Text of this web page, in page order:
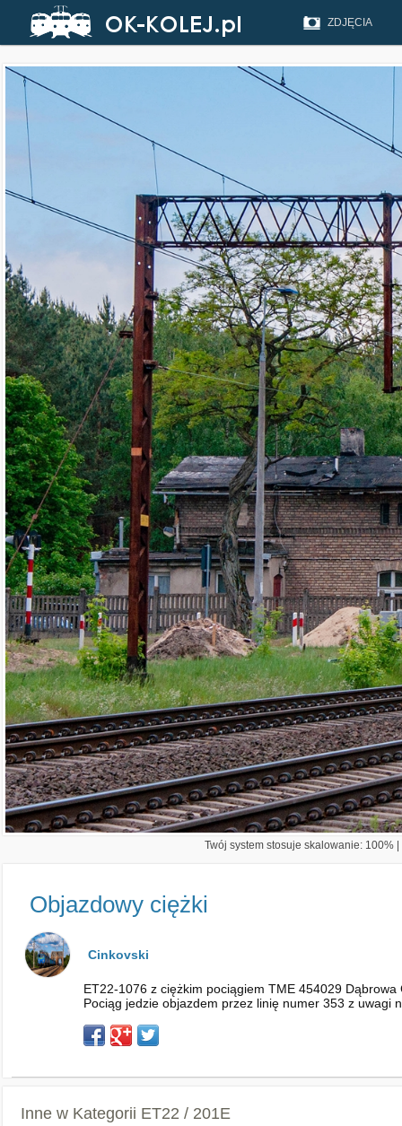
ZDJĘCIA
Twój system stosuje skalowanie: 100%
Objazdowy ciężki
Cinkovski
ET22-1076 z ciężkim pociągiem TME 454029
Pociąg jedzie objazdem przez linię numer 353 z uwagi
Inne w Kategorii ET22 / 201E